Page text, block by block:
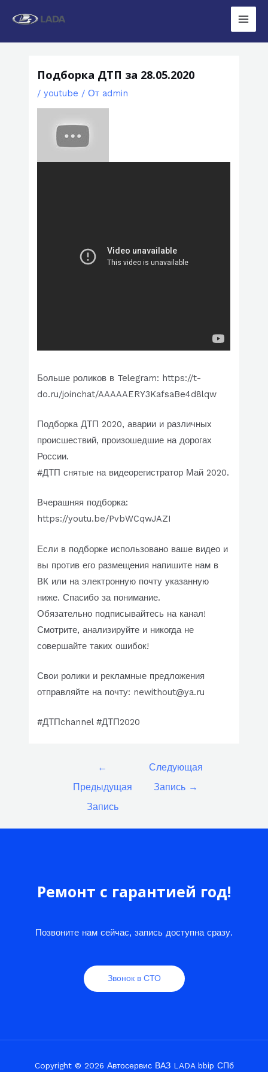
Main
Подборка ДТП за 28.05.2020
/youtube / От admin
Больше роликов в Telegram: https://t-
do.ru/joinchat/AAAAAERY3KafsaBe4d8lqw
Подборка ДТП 2020, аварии и различных
происшествий, произошедшие на дорогах
России.
#ДТП снятые на видеорегистратор Май 2020.
Вчерашняя подборка:
https://youtu.be/PvbWCqwJAZI
Если в подборке использовано ваше видео и
вы против его размещения напишите нам в
ВК или на электронную почту указанную
ниже. Спасибо за понимание.
Обязательно подписывайтесь на канал!
Смотрите, анализируйте и никогда не
совершайте таких ошибок!
Свои ролики и рекламные предложения
отправляйте на почту: newithout@ya.ru
#ДТПchannel #ДТП2020
←
Предыдущая
Запись
Следующая
Запись →
Ремонт с гарантией год!
Позвоните нам сейчас, запись доступна сразу.
Звонок в СТО
Copyright © 2026 Автосервис ВАЗ LADA bbip СПб